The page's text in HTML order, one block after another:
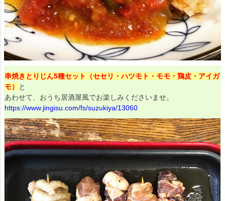
串焼きとりじん5種セット（セセリ・ハツモト・モモ・鶏皮・アイガ
モ）
と
あわせて、おうち居酒屋風でお楽しみくださいませ。
https://www.jingisu.com/fs/suzukiya/13060